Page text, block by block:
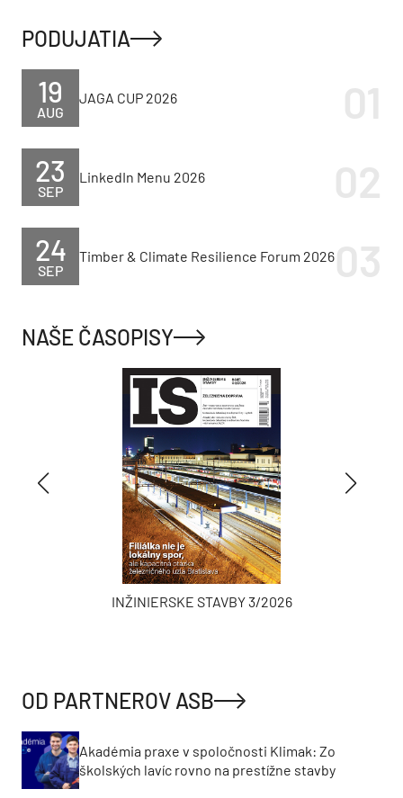
PODUJATIA
AUG
19 JAGA CUP 2026
SEP
23 LinkedIn Menu 2026
SEP
24 Timber & Climate Resilience Forum 2026
NAŠE ČASOPISY
INŽINIERSKE STAVBY 3/2026
OD PARTNEROV ASB
Akadémia praxe v spoločnosti Klimak: Zo
školských lavíc rovno na prestížne stavby